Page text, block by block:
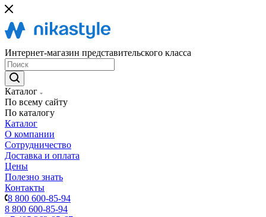
Интернет-магазин представительского класса
Каталог
По всему сайту
По каталогу
Каталог
О компании
Сотрудничество
Доставка и оплата
Цены
Полезно знать
Контакты
8 800 600-85-94
8 800 600-85-94